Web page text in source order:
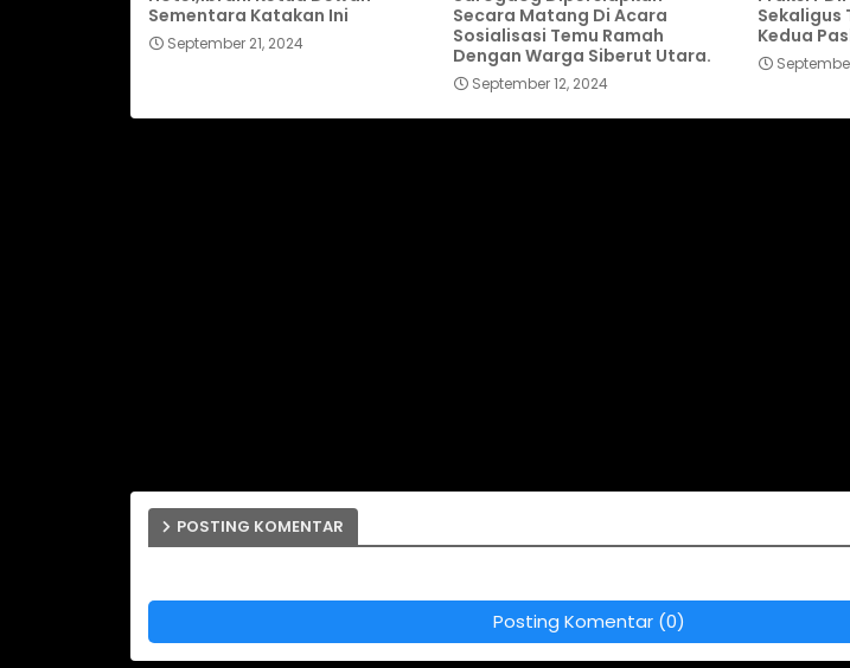
Sementara Katakan Ini
September 21, 2024
Secara Matang Di Acara
Sosialisasi Temu Ramah
Dengan Warga Siberut Utara.
September 12, 2024
Sekaligus
Kedua
POSTING KOMENTAR
Posting Komentar (0)